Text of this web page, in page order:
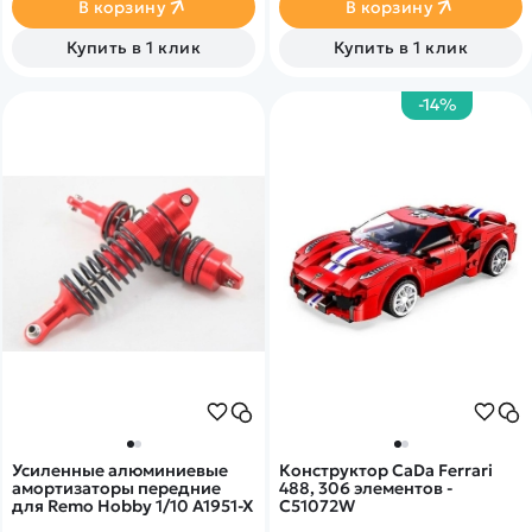
В корзину
Купить в 1 клик
Ёмкость аккумулятора 500
В корзину
Купить в 1 клик
Усиленные алюминиевые
амортизаторы передние
для Remo Hobby 1/10 A1951-X
-14%
Конструктор CaDa Ferrari
488, 306 элементов -
C51072W